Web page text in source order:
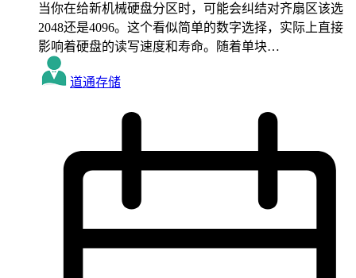
当你在给新机械硬盘分区时，可能会纠结对齐扇区该选
2048还是4096。这个看似简单的数字选择，实际上直接
影响着硬盘的读写速度和寿命。随着单块…
道通存储